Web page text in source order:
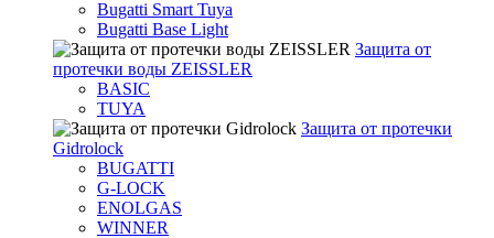
Bugatti Smart Tuya
Bugatti Base Light
Защита от
протечки воды ZEISSLER
BASIC
TUYA
Защита от протечки
Gidrolock
BUGATTI
G-LOCK
ENOLGAS
WINNER